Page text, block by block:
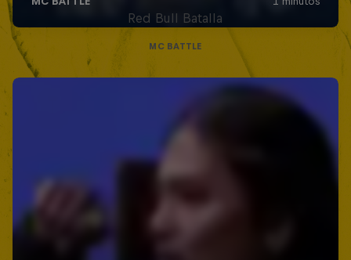
Red Bull Batalla
MC BATTLE